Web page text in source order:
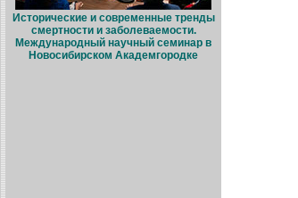
Исторические и современные тренды
смертности и заболеваемости.
Международный научный семинар в
Новосибирском Академгородке